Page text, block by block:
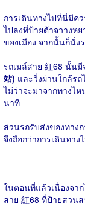
การเดินทางไปที่นี่มีค
ไปลงที่ป้ายต้าจวางห
ของเมือง จากนั้นก็นั่ง
รถเมล์สาย 紅68 นั้น
站) และวิ่งผ่านใกล้รถ
ไม่ว่าจะมาจากทางไ
นาที
ส่วนรถรับส่งของทาง
จึงถือกว่าการเดินทา
ในตอนที่แล้วเนื่องจา
สาย 紅68 ที่ป้ายสวน